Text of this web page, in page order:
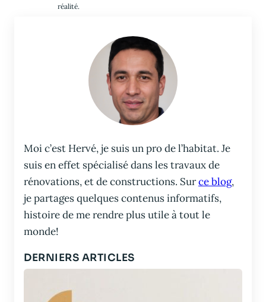
réalité.
Moi c’est Hervé, je suis un pro de l’habitat. Je
suis en effet spécialisé dans les travaux de
rénovations, et de constructions. Surce blog,
je partages quelques contenus informatifs,
histoire de me rendre plus utile à tout le
monde!
DERNIERS ARTICLES